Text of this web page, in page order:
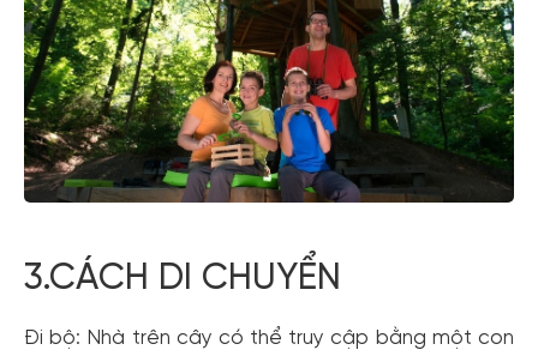
3.CÁCH DI CHUYỂN
Đi bộ: Nhà trên cây có thể truy cập bằng một con